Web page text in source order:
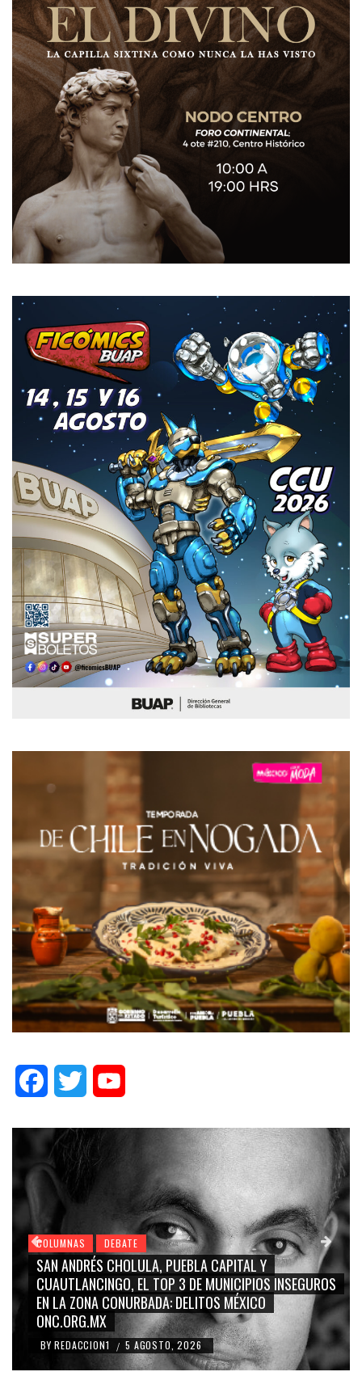
FacebookTwitter
COLUMNAS DEBATE
GRACE PALOMARES, NAY SALVATORI, SERGIO MAYER,
CARMEN SALINAS “LA CORCHOLATA”, CUAUHTÉMOC
BLANCO, SILVIA PINAL: LA TRIVIALIZACIÓN Y
RIDICULIZACIÓN DE LA REPRESENTACIÓN CIUDADANA
BY REDACCION1 / 4 AGOSTO, 2026